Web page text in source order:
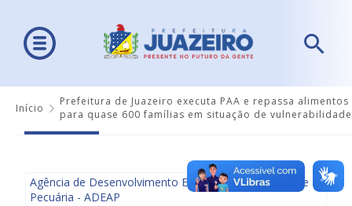
Início
Prefeitura de Juazeiro executa PAA e repassa alimentos
para quase 600 famílias em situação de vulnerabilidade
Agência de Desenvolvimento Econômico, Agricultura e
Pecuária - ADEAP